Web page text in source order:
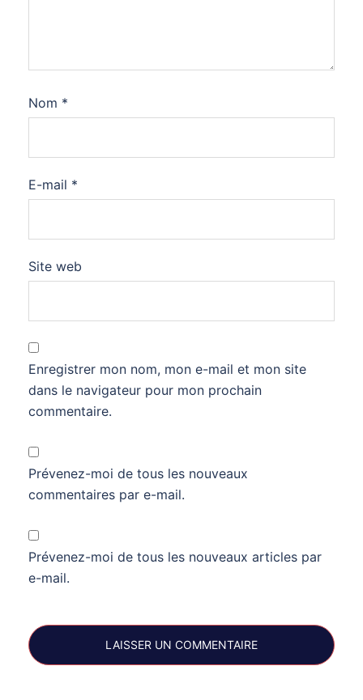
Nom *
E-mail *
Site web
Enregistrer mon nom, mon e-mail et mon site
dans le navigateur pour mon prochain
commentaire.
Prévenez-moi de tous les nouveaux
commentaires par e-mail.
Prévenez-moi de tous les nouveaux articles par
e-mail.